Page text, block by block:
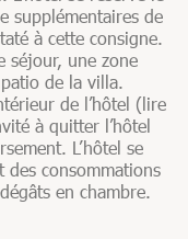
supplémentaires de
à cette consigne.
séjour, une zone
de la villa.
de l’hôtel (lire
à quitter l’hôtel
L’hôtel se
consommations
en chambre.